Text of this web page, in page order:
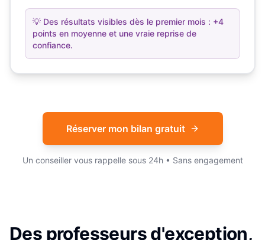
💡 Des résultats visibles dès le premier mois : +4
points en moyenne et une vraie reprise de
confiance.
Réserver mon bilan gratuit
Un conseiller vous rappelle sous 24h • Sans engagement
Des professeurs d'exception,